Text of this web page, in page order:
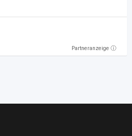
Partneranzeige ⓘ